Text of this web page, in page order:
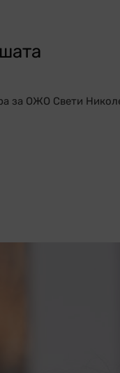
за ОЖО Свети